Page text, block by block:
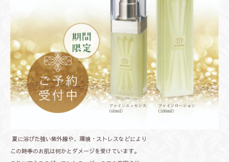
夏に浴びた強い紫外線や、環境・ストレスなどにより
この時季のお肌は何かとダメージを受けています。